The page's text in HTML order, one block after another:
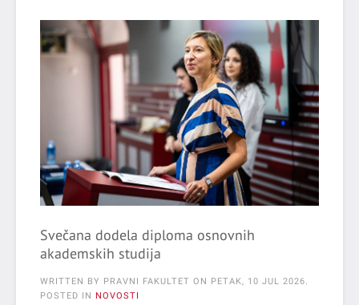
Svečana dodela diploma osnovnih
akademskih studija
WRITTEN BY PRAVNI FAKULTET ON PETAK, 10 JUL 2026.
POSTED IN NOVOSTI